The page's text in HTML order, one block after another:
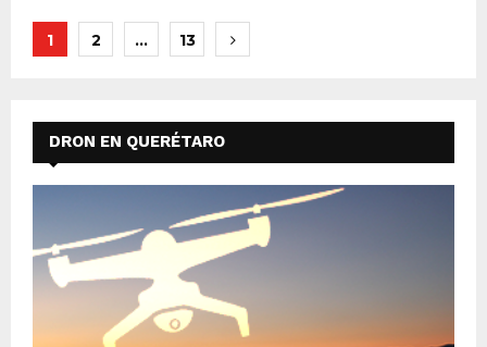
Paginación
entradas
1 2 … 13
DRON EN QUERÉTARO